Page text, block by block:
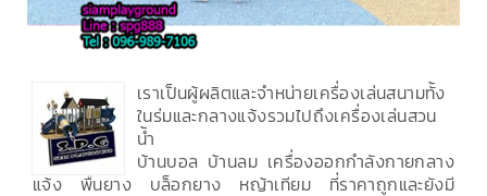
เราเป็นผู้ผลิตและจำหน่ายเครื่องเล่นสนามทั้ง
ในร่มและกลางแจ้งรวมไปถึงเครื่องเล่นสวน
น้ำ
บ้านบอล บ้านลม เครื่องออกกำลังกายกลาง
แจ้ง พื้นยาง บล็อกยาง หญ้าเทียม ที่ราคาถูกและยังมี